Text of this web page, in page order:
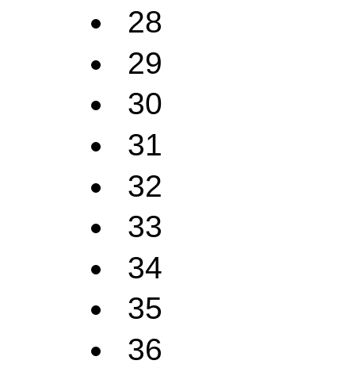
28
29
30
31
32
33
34
35
36